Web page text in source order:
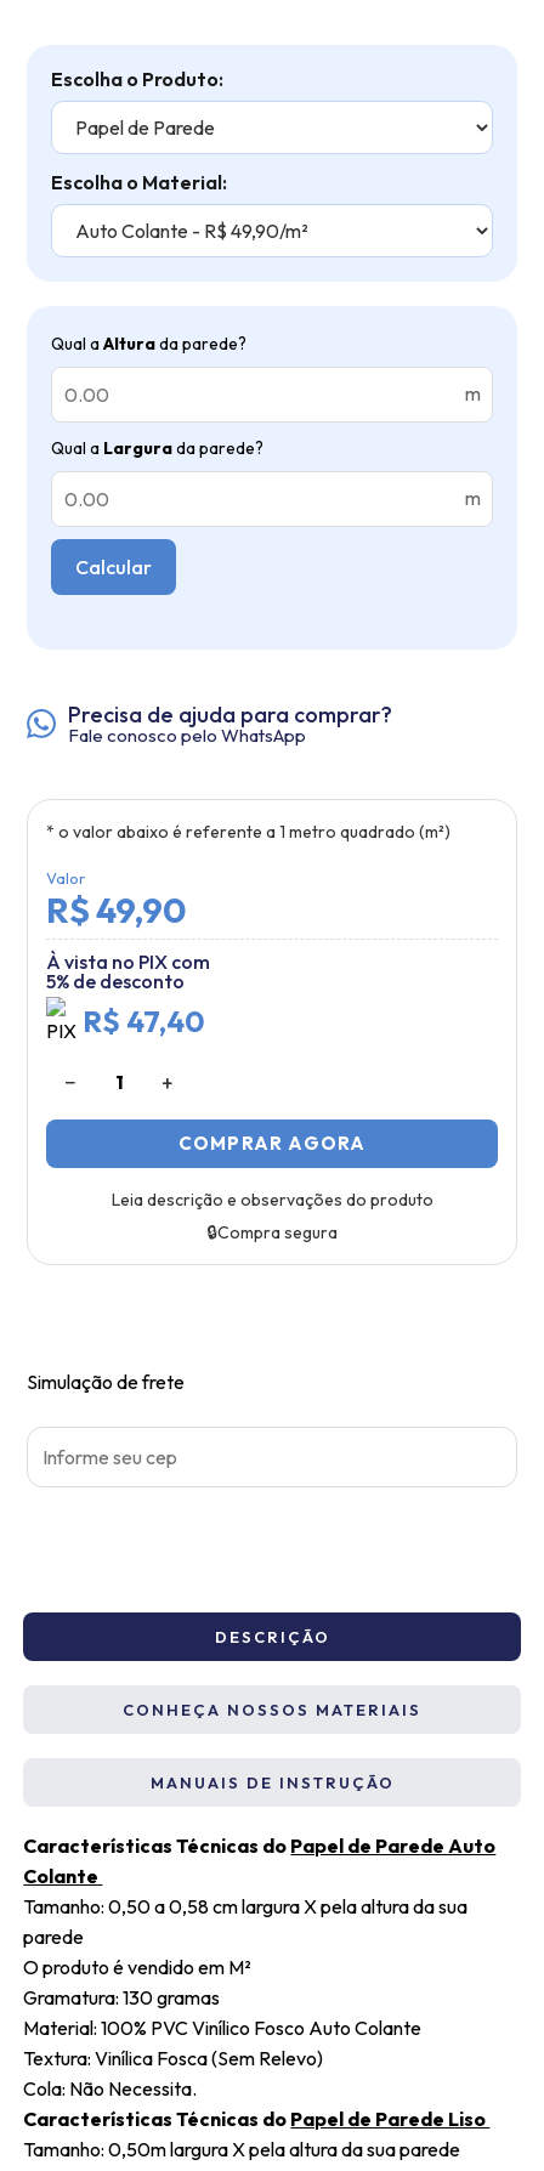
Escolha o Produto:
Escolha o Material:
Qual aAlturada parede?
m
Qual a Largurada parede?
m
Calcular
Precisa de ajuda para comprar?
Fale conosco pelo WhatsApp
* o valor abaixo é referente a1 metro quadrado (m²)
Valor
R$ 49,90
À vista no PIX com
5% de desconto
R$ 47,40
− 1 +
COMPRAR AGORA
Leia descrição e observações do produto
🔒Compra segura
Simulação de frete
DESCRIÇÃO
CONHEÇA NOSSOS MATERIAIS
MANUAIS DE INSTRUÇÃO
Características Técnicas do Papel de Parede Auto
Colante
Tamanho: 0,50 a 0,58 cm largura X pela altura da sua
parede
O produto é vendido em M²
Gramatura: 130 gramas
Material: 100% PVC Vinílico Fosco Auto Colante
Textura: Vinílica Fosca (Sem Relevo)
Cola: Não Necessita.
Características Técnicas do Papel de Parede Liso
Tamanho: 0,50m largura X pela altura da sua parede